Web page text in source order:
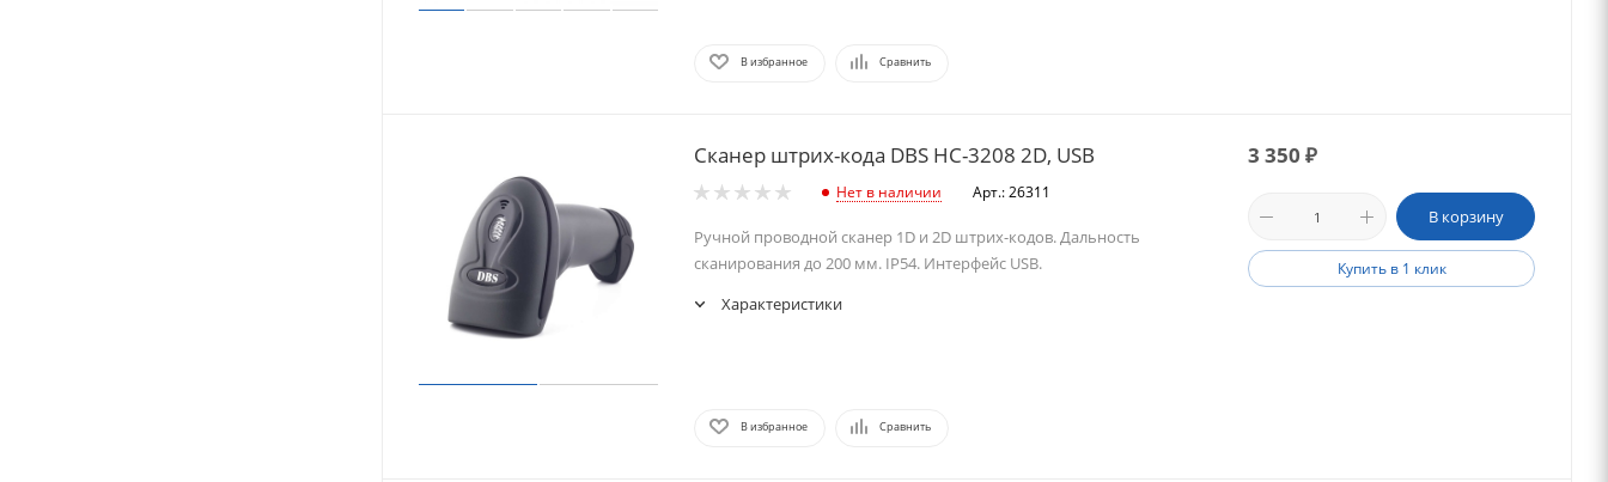
В избранное Сравнить
Сканер штрих-кода DBS HC-3208 2D, USB
Нет в наличии Арт.: 26311
Ручной проводной сканер 1D и 2D штрих-кодов. Дальность
сканирования до 200 мм. IР54. Интерфейс USB.
Характеристики
В избранное Сравнить
3 350 ₽
В корзину
Купить в 1 клик